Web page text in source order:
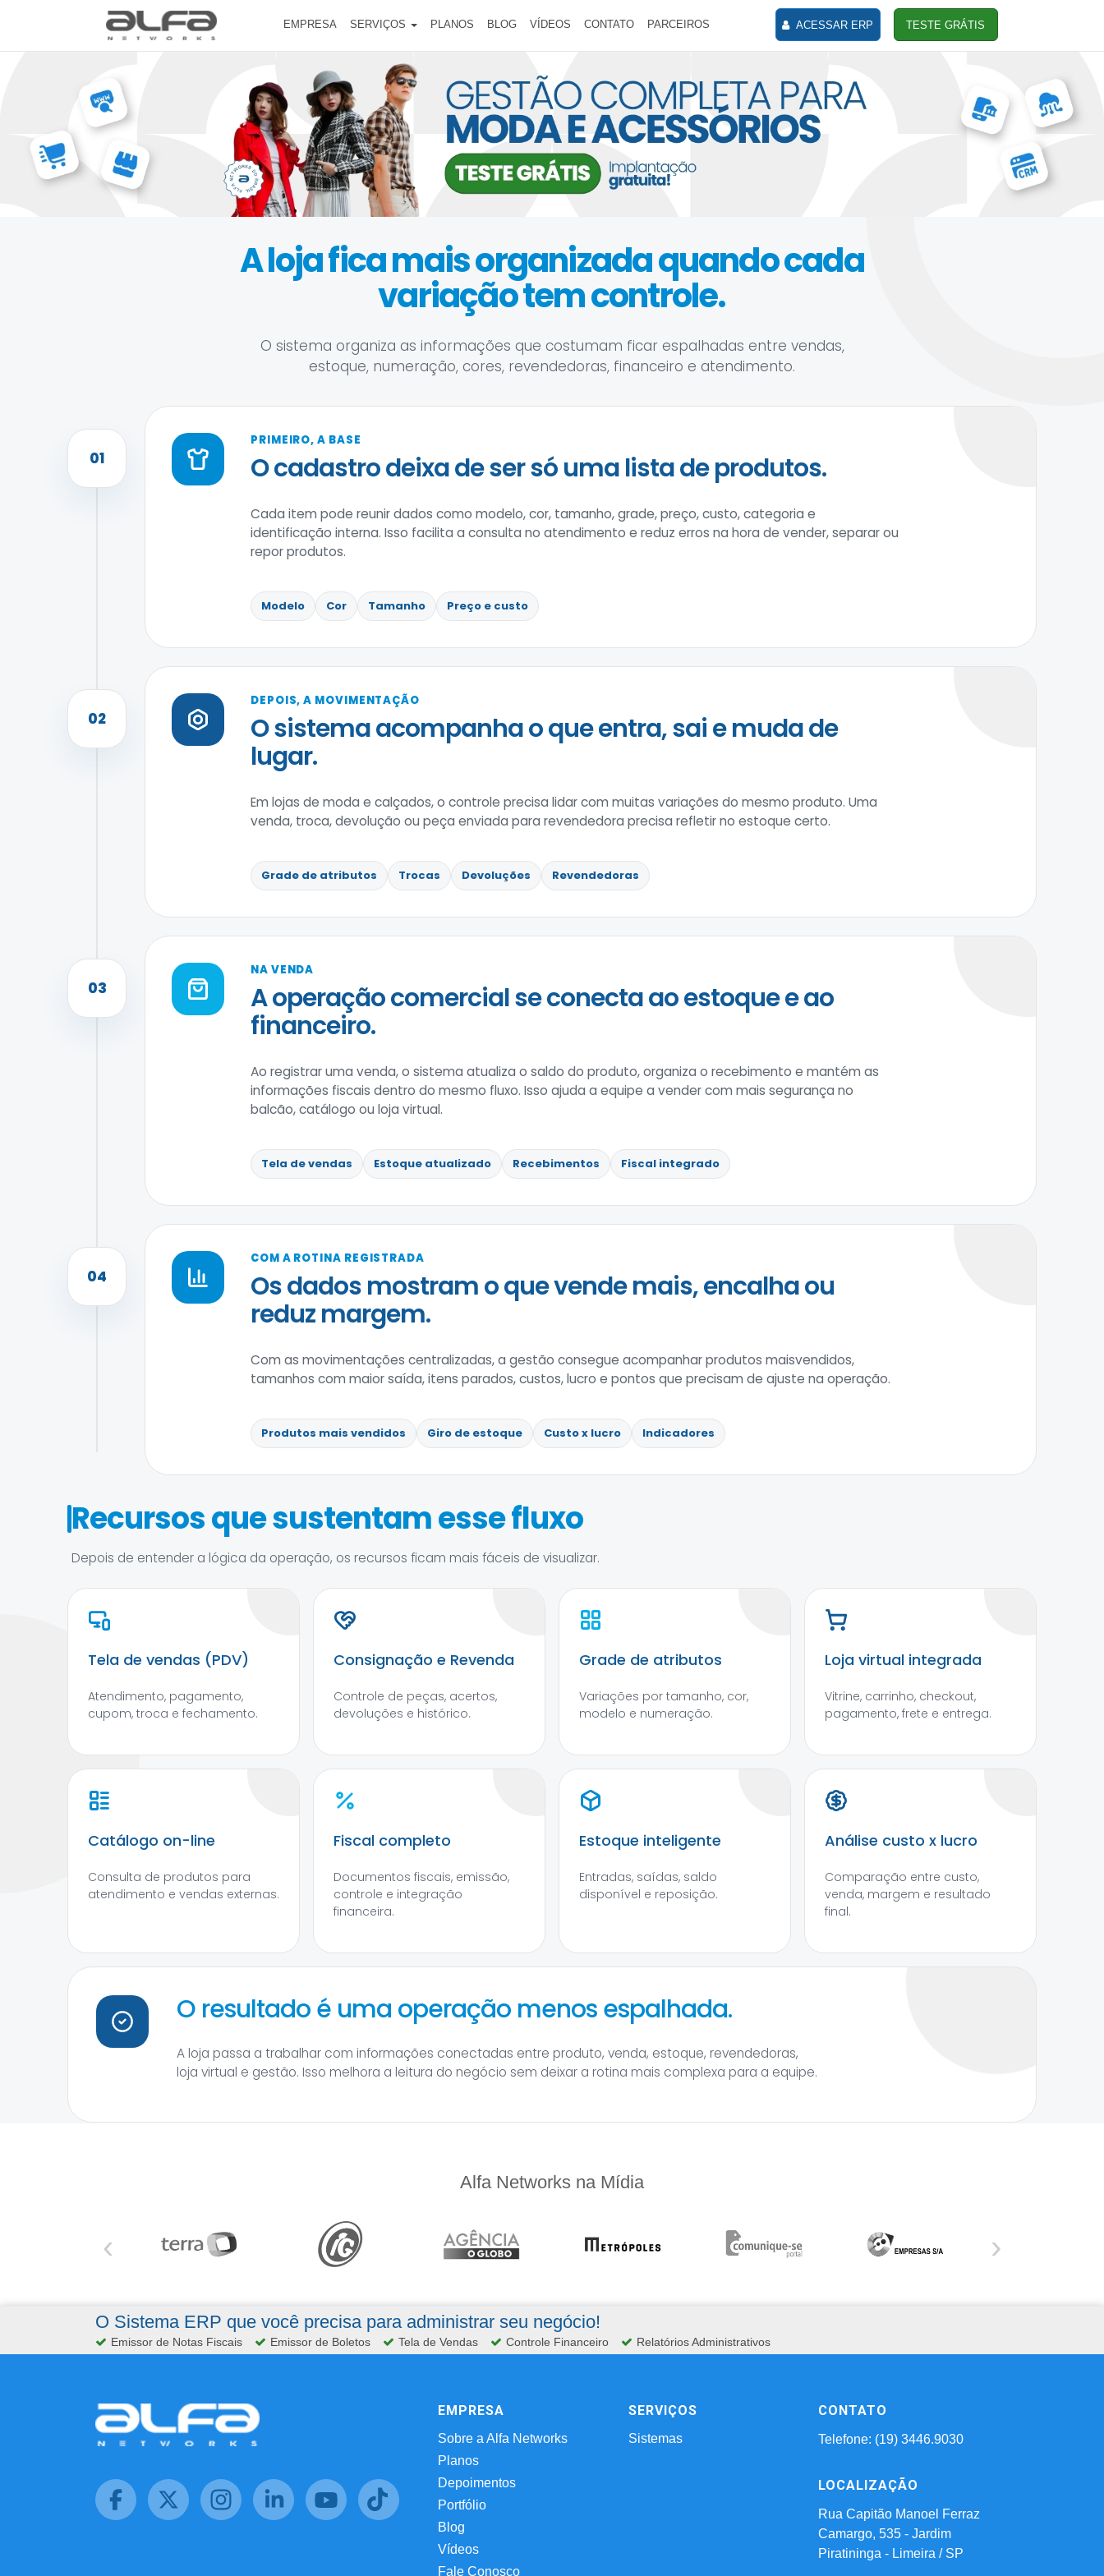
EMPRESA SERVIÇOS PLANOS BLOG VÍDEOS CONTATO PARCEIROS ACESSAR ERP TESTE GRÁTIS
A loja fica mais organizada quando cada
variação tem controle.
O sistema organiza as informações que costumam ficar espalhadas entre vendas,
estoque, numeração, cores, revendedoras, financeiro e atendimento.
01
PRIMEIRO, A BASE
O cadastro deixa de ser só uma lista de produtos.
Cada item pode reunir dados como modelo, cor, tamanho, grade, preço, custo, categoria e
identificação interna. Isso facilita a consulta no atendimento e reduz erros na hora de vender, separar ou
repor produtos.
Modelo Cor Tamanho Preço e custo
02
DEPOIS, A MOVIMENTAÇÃO
O sistema acompanha o que entra, sai e muda de
lugar.
Em lojas de moda e calçados, o controle precisa lidar com muitas variações do mesmo produto. Uma
venda, troca, devolução ou peça enviada para revendedora precisa refletir no estoque certo.
Grade de atributos Trocas Devoluções Revendedoras
03
NA VENDA
A operação comercial se conecta ao estoque e ao
financeiro.
Ao registrar uma venda, o sistema atualiza o saldo do produto, organiza o recebimento e mantém as
informações fiscais dentro do mesmo fluxo. Isso ajuda a equipe a vender com mais segurança no
balcão, catálogo ou loja virtual.
Tela de vendas Estoque atualizado Recebimentos Fiscal integrado
04
COM A ROTINA REGISTRADA
Os dados mostram o que vende mais, encalha ou
reduz margem.
Com as movimentações centralizadas, a gestão consegue acompanhar produtos maisvendidos,
tamanhos com maior saída, itens parados, custos, lucro e pontos que precisam de ajuste na operação.
Produtos mais vendidos Giro de estoque Custo x lucro Indicadores
Recursos que sustentam esse fluxo
Depois de entender a lógica da operação, os recursos ficam mais fáceis de visualizar.
Tela de vendas (PDV)
Atendimento, pagamento,
cupom, troca e fechamento.
Consignação e Revenda
Controle de peças, acertos,
devoluções e histórico.
Grade de atributos
Variações por tamanho, cor,
modelo e numeração.
Loja virtual integrada
Vitrine, carrinho, checkout,
pagamento, frete e entrega.
Catálogo on-line
Consulta de produtos para
atendimento e vendas externas.
Fiscal completo
Documentos fiscais, emissão,
controle e integração
financeira.
Estoque inteligente
Entradas, saídas, saldo
disponível e reposição.
Análise custo x lucro
Comparação entre custo,
venda, margem e resultado
final.
O resultado é uma operação menos espalhada.
A loja passa a trabalhar com informações conectadas entre produto, venda, estoque, revendedoras,
loja virtual e gestão. Isso melhora a leitura do negócio sem deixar a rotina mais complexa para a equipe.
Alfa Networks na Mídia
‹ ›
O Sistema ERP que você precisa para administrar seu negócio!
Emissor de Notas Fiscais Emissor de Boletos Tela de Vendas Controle Financeiro Relatórios Administrativos
EMPRESA
Sobre a Alfa Networks
Planos
Depoimentos
Portfólio
Blog
Vídeos
Fale Conosco
SERVIÇOS
Sistemas
CONTATO
Telefone: (19) 3446.9030
LOCALIZAÇÃO
Rua Capitão Manoel Ferraz
Camargo, 535 - Jardim
Piratininga - Limeira / SP